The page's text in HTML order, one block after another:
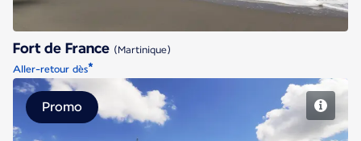
Fort de France (Martinique)
Aller-retour dès*
Promo